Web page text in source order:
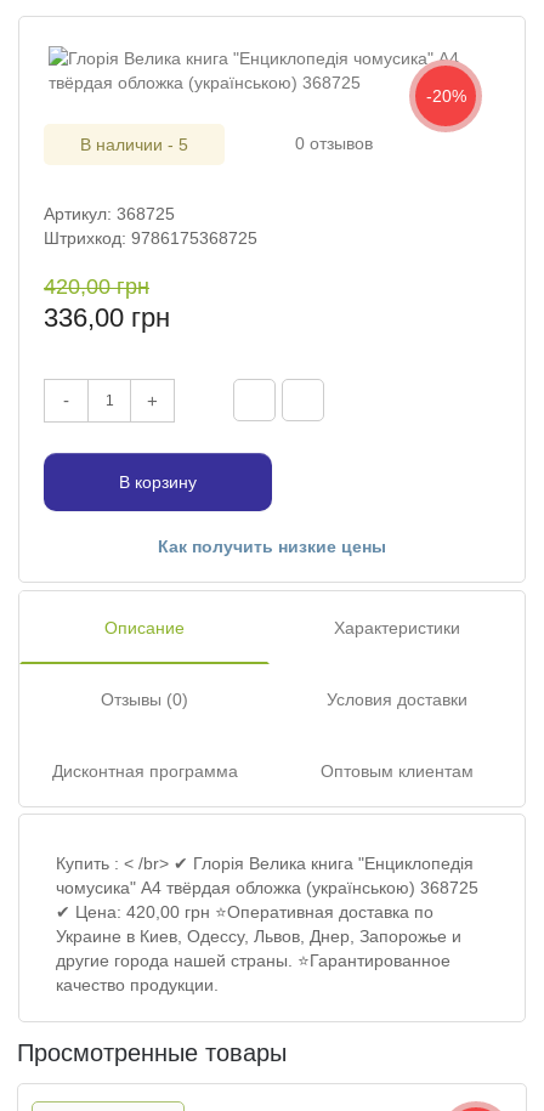
-20%
В наличии - 5 0 отзывов
Артикул: 368725
Штрихкод: 9786175368725
420,00 грн
336,00 грн
- +
В корзину
Как получить низкие цены
Описание Характеристики
Отзывы (0) Условия доставки
Дисконтная программа Оптовым клиентам
Купить : < /br> ✔ Глорія Велика книга "Енциклопедія
чомусика" А4 твёрдая обложка (українською) 368725
✔ Цена: 420,00 грн ⭐Оперативная доставка по
Украине в Киев, Одессу, Львов, Днер, Запорожье и
другие города нашей страны. ⭐Гарантированное
качество продукции.
Просмотренные товары